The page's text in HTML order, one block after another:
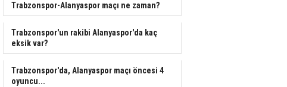
Trabzonspor-Alanyaspor maçı ne zaman?
Trabzonspor'un rakibi Alanyaspor'da kaç
eksik var?
Trabzonspor'da, Alanyaspor maçı öncesi 4
oyuncu...